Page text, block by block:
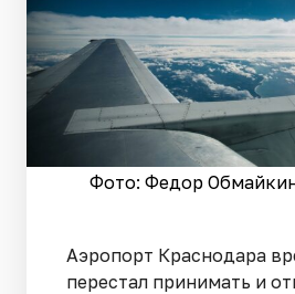
Фото: Федор
Аэропорт Краснодара
перестал принимать и